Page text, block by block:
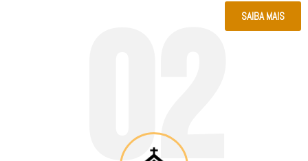
SAIBA MAIS
02